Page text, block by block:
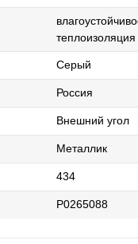
Серый
Россия
Внешний угол
Металлик
434
Р0265088